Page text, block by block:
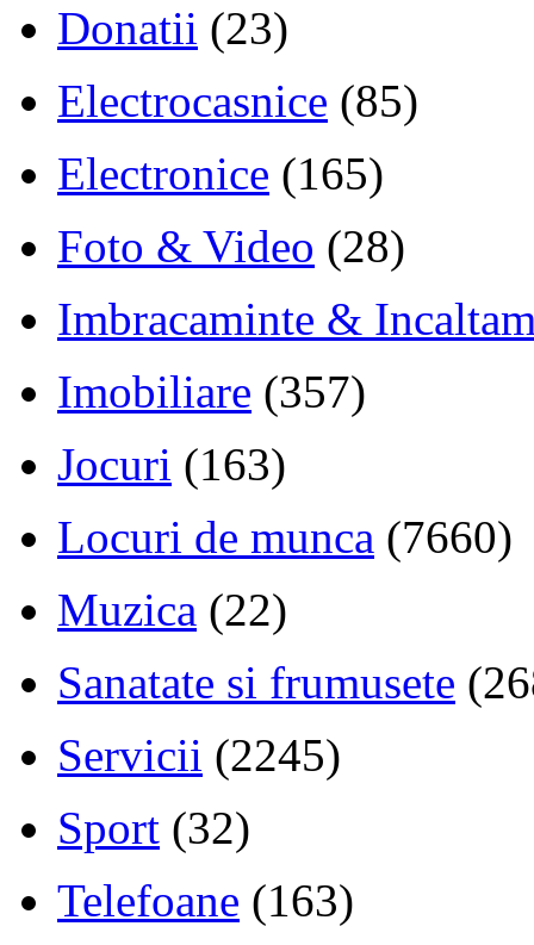
Donatii (23)
Electrocasnice (85)
Electronice (165)
Foto & Video (28)
Imbracaminte &
Imobiliare (357)
Jocuri (163)
Locuri de munca (7660)
Muzica (22)
Sanatate si frumusete
Servicii (2245)
Sport (32)
Telefoane (163)